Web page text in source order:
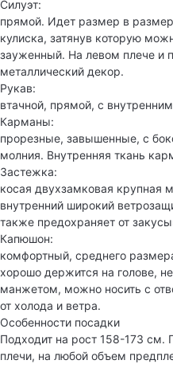
Силуэт:
прямой. Идет размер в
кулиска, затянув которую
зауженный. На левом плече и
металлический декор.
Рукав:
втачной, прямой, с
Карманы:
прорезные, завышенные, с
молния. Внутренняя ткань
Застежка:
косая двухзамковая крупная
внутренний широкий
также предохраняет от
Капюшон:
комфортный, среднего
хорошо держится на голове,
манжетом, можно носить с
от холода и ветра.
Особенности посадки
Подходит на рост 158-173 см.
плечи, на любой объем